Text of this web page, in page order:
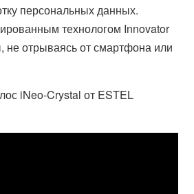
персональных данных.
технологом Innovator
не отрываясь от смартфона или
iNeo-Crystal от ESTEL